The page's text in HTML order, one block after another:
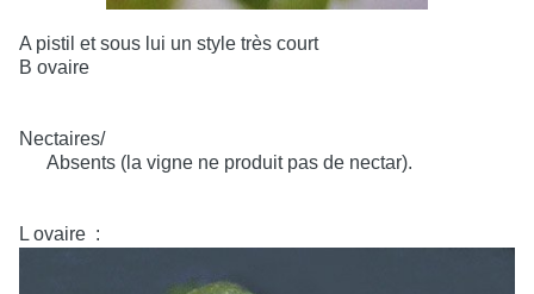
A pistil et sous lui un style très court
B ovaire
Nectaires/
Absents (la vigne ne produit pas de nectar).
L ovaire :